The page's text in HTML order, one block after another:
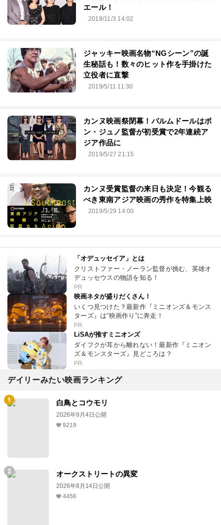
エール！
2018/11/3 14:02
ジャッキー映画名物“NGシーン”の誕
生秘話も！数々のヒット作を手掛けた
立役者に直撃
2019/5/11 11:30
カンヌ映画祭閉幕！パルムドールはポ
ン・ジュノ監督が初受賞で2年連続ア
ジア作品に
2019/5/27 21:15
カンヌ受賞監督の来日も決定！今観る
べき東南アジア映画の秀作を特集上映
2019/5/29 14:00
「オデュッセイア」とは
クリストファー・ノーラン監督が挑む、英雄オ
デュッセウスの物語を知る！
PR
映画ネタが盛りだくさん！
いくつ見つけた？最新作『ミニオンズ＆モンス
ターズ』は“映画作り”に奔走！
PR
LiSAが推すミニオンズ
ダイフクが耳から離れない！最新作『ミニオン
ズ＆モンスターズ』見どころは？
PR
デイリーみたい映画ランキング
白鳥とコウモリ
2026年9月4日公開
9219
オークストリートの異変
2026年8月14日公開
4456